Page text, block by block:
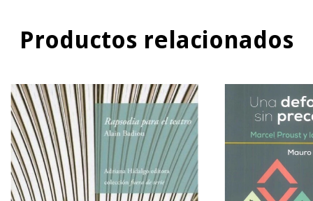
Productos relacionados